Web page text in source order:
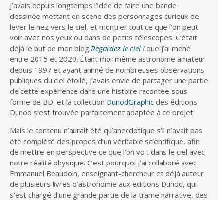
J’avais depuis longtemps l’idée de faire une bande
dessinée mettant en scène des personnages curieux de
lever le nez vers le ciel, et montrer tout ce que l’on peut
voir avec nos yeux ou dans de petits télescopes. C’était
déjà le but de mon blog Regardez le ciel ! que j’ai mené
entre 2015 et 2020. Étant moi-même astronome amateur
depuis 1997 et ayant animé de nombreuses observations
publiques du ciel étoilé, j’avais envie de partager une partie
de cette expérience dans une histoire racontée sous
forme de BD, et la collection DunodGraphic des éditions
Dunod s’est trouvée parfaitement adaptée à ce projet.
Mais le contenu n’aurait été qu’anecdotique s’il n’avait pas
été complété des propos d’un véritable scientifique, afin
de mettre en perspective ce que l’on voit dans le ciel avec
notre réalité physique. C’est pourquoi j’ai collaboré avec
Emmanuel Beaudoin, enseignant-chercheur et déjà auteur
de plusieurs livres d’astronomie aux éditions Dunod, qui
s’est chargé d’une grande partie de la trame narrative, des